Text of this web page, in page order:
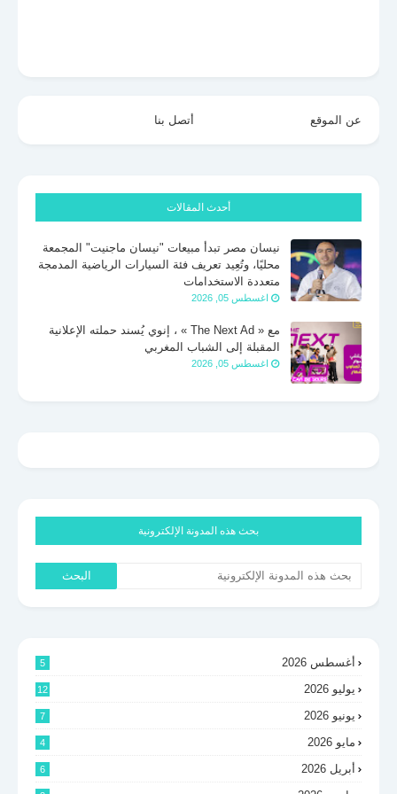
عن الموقع أتصل بنا
أحدث المقالات
نيسان مصر تبدأ مبيعات "نيسان ماجنيت" المجمعة
محليًا، وتُعِيد تعريف فئة السيارات الرياضية المدمجة
متعددة الاستخدامات
اغسطس 05, 2026
مع « The Next Ad » ، إنوي يُسند حملته الإعلانية
المقبلة إلى الشباب المغربي
اغسطس 05, 2026
بحث هذه المدونة الإلكترونية
أغسطس 2026 5
يوليو 2026 12
يونيو 2026 7
مايو 2026 4
أبريل 2026 6